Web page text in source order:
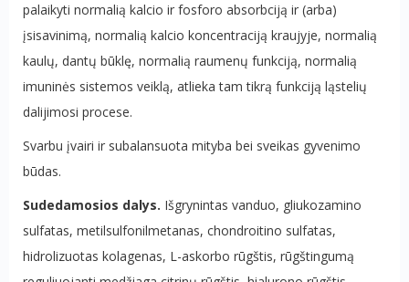
palaikyti normalią kalcio ir fosforo absorbciją ir (arba)
įsisavinimą, normalią kalcio koncentraciją kraujyje, normalią
kaulų, dantų būklę, normalią raumenų funkciją, normalią
imuninės sistemos veiklą, atlieka tam tikrą funkciją ląstelių
dalijimosi procese.
Svarbu įvairi ir subalansuota mityba bei sveikas gyvenimo
būdas.
Sudedamosios dalys. Išgrynintas vanduo, gliukozamino
sulfatas, metilsulfonilmetanas, chondroitino sulfatas,
hidrolizuotas kolagenas, L-askorbo rūgštis, rūgštingumą